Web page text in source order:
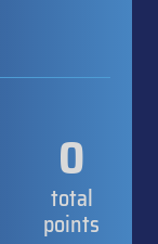
0
total
points